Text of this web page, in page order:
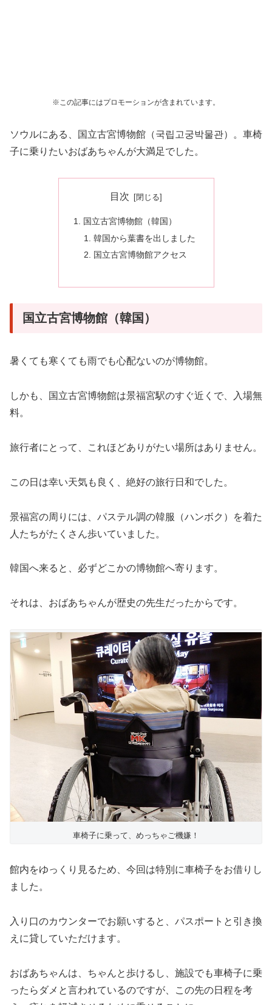
※この記事にはプロモーションが含まれています。
ソウルにある、国立古宮博物館（국립고궁박물관）。車椅
子に乗りたいおばあちゃんが大満足でした。
目次
国立古宮博物館（韓国）
韓国から葉書を出しました
国立古宮博物館アクセス
国立古宮博物館（韓国）
暑くても寒くても雨でも心配ないのが博物館。
しかも、国立古宮博物館は景福宮駅のすぐ近くで、入場無
料。
旅行者にとって、これほどありがたい場所はありません。
この日は幸い天気も良く、絶好の旅行日和でした。
景福宮の周りには、パステル調の韓服（ハンボク）を着た
人たちがたくさん歩いていました。
韓国へ来ると、必ずどこかの博物館へ寄ります。
それは、おばあちゃんが歴史の先生だったからです。
車椅子に乗って、めっちゃご機嫌！
館内をゆっくり見るため、今回は特別に車椅子をお借りし
ました。
入り口のカウンターでお願いすると、パスポートと引き換
えに貸していただけます。
おばあちゃんは、ちゃんと歩けるし、施設でも車椅子に乗
ったらダメと言われているのですが、この先の日程を考